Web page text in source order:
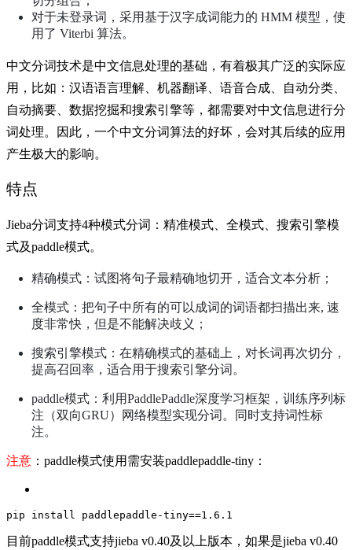
对于未登录词，采用基于汉字成词能力的 HMM 模型，使
用了 Viterbi 算法。
中文分词技术是中文信息处理的基础，有着极其广泛的实际应
用，比如：汉语语言理解、机器翻译、语音合成、自动分类、
自动摘要、数据挖掘和搜索引擎等，都需要对中文信息进行分
词处理。因此，一个中文分词算法的好坏，会对其后续的应用
产生极大的影响。
特点
Jieba分词支持4种模式分词：精准模式、全模式、搜索引擎模
式及paddle模式。
精确模式：试图将句子最精确地切开，适合文本分析；
全模式：把句子中所有的可以成词的词语都扫描出来, 速
度非常快，但是不能解决歧义；
搜索引擎模式：在精确模式的基础上，对长词再次切分，
提高召回率，适合用于搜索引擎分词。
paddle模式：利用PaddlePaddle深度学习框架，训练序列标
注（双向GRU）网络模型实现分词。同时支持词性标
注。
注意 ：paddle模式使用需安装paddlepaddle-tiny：
pip install paddlepaddle-tiny==1 . 6 . 1
目前paddle模式支持jieba v0.40及以上版本，如果是jieba v0.40